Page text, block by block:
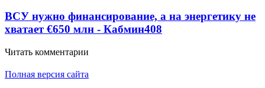
ВСУ нужно финансирование, а на энергетику не
хватает €650 млн - Кабмин408
Читать комментарии
Полная версия сайта